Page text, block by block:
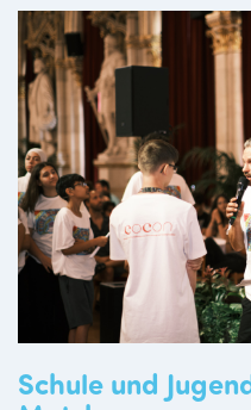
Schule und